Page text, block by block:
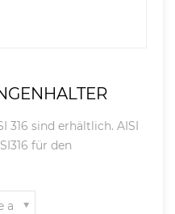
316 sind erhältlich. AISI
für den